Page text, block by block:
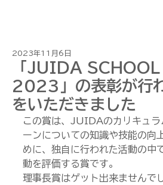
「JUIDA
2023」の表彰が行
をいただきました
2023年11月6日
この賞は、JUIDAのカリキュラ
ーンについての知識や技能の向
めに、独自に行われた活動の中
動を評価する賞です。
理事長賞はゲット出来ませんで